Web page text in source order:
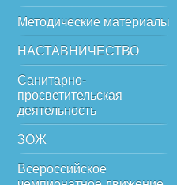
Методические материалы
НАСТАВНИЧЕСТВО
Санитарно-
просветительская
деятельность
ЗОЖ
Всероссийское